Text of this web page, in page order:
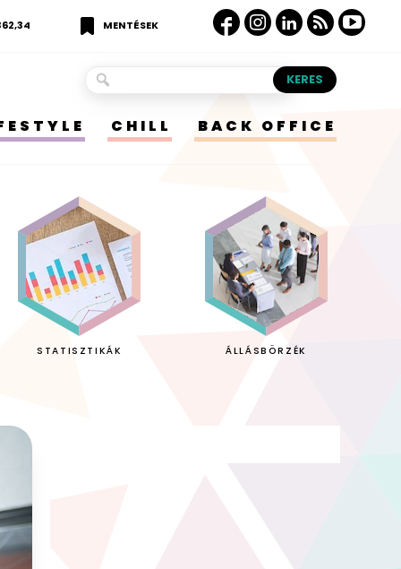
MENTÉSEK
CHILL BACK OFFICE
STATISZTIKÁK ÁLLÁSBÖRZÉK